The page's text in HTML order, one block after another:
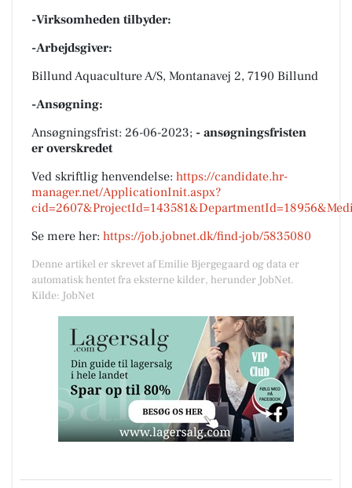
-Virksomheden tilbyder:
-Arbejdsgiver:
Billund Aquaculture A/S, Montanavej 2, 7190 Billund
-Ansøgning:
Ansøgningsfrist: 26-06-2023; - ansøgningsfristen
er overskredet
Ved skriftlig henvendelse: https://candidate.hr-
manager.net/ApplicationInit.aspx?
Se mere her: https://job.jobnet.dk/find-job/5835080
Denne artikel er skrevet af Emilie Bjergegaard og data er
automatisk hentet fra eksterne kilder, herunder JobNet.
Kilde: JobNet